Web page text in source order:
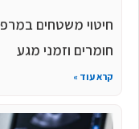
חיטוי משטחים
חומרים וזמני מגע
קרא עוד »